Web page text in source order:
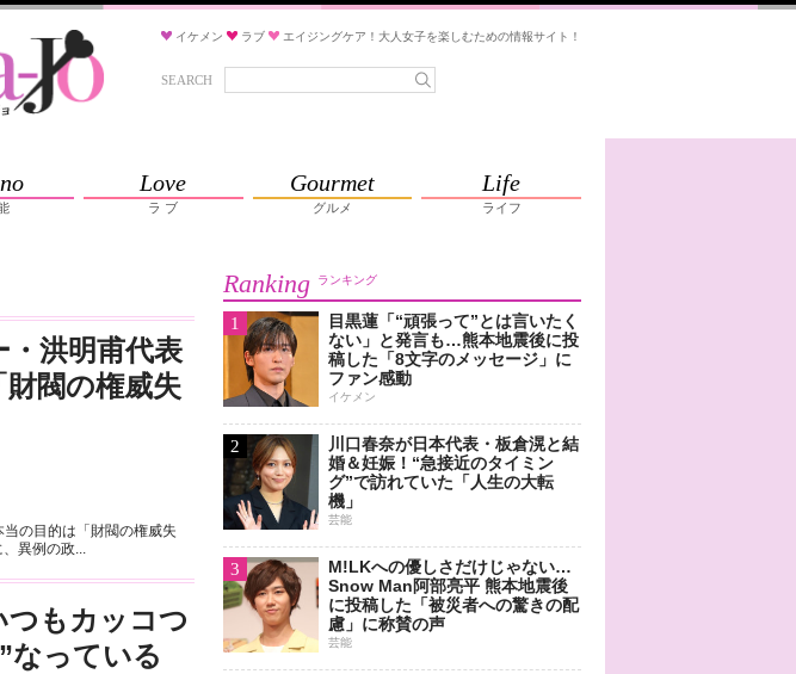
イケメン ラブ エイジングケア！大人女子を楽しむための情報サイト！
SEARCH
Love
ラ ブ
Gourmet
グルメ
Life
ライフ
洪明甫代表
閥の権威失
の目的は「財閥の権威失
異例の政...
つもカッコつ
なっている
Ranking ランキング
1
目黒蓮「“頑張って”とは言いたく
ない」と発言も…熊本地震後に投
稿した「8文字のメッセージ」に
ファン感動
イケメン
2
川口春奈が日本代表・板倉滉と結
婚＆妊娠！“急接近のタイミン
グ”で訪れていた「人生の大転
機」
芸能
3
M!LKへの優しさだけじゃない…
Snow Man阿部亮平 熊本地震後
に投稿した「被災者への驚きの配
慮」に称賛の声
芸能